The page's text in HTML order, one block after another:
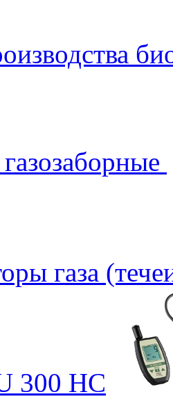
газа
300 HC